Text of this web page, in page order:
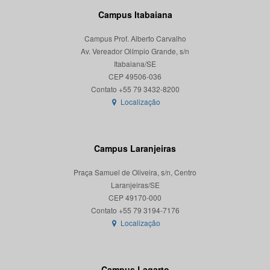
Campus Itabaiana
Campus Prof. Alberto Carvalho
Av. Vereador Olímpio Grande, s/n
Itabaiana/SE
CEP 49506-036
Localização
Campus Laranjeiras
Praça Samuel de Oliveira, s/n, Centro
Laranjeiras/SE
CEP 49170-000
Localização